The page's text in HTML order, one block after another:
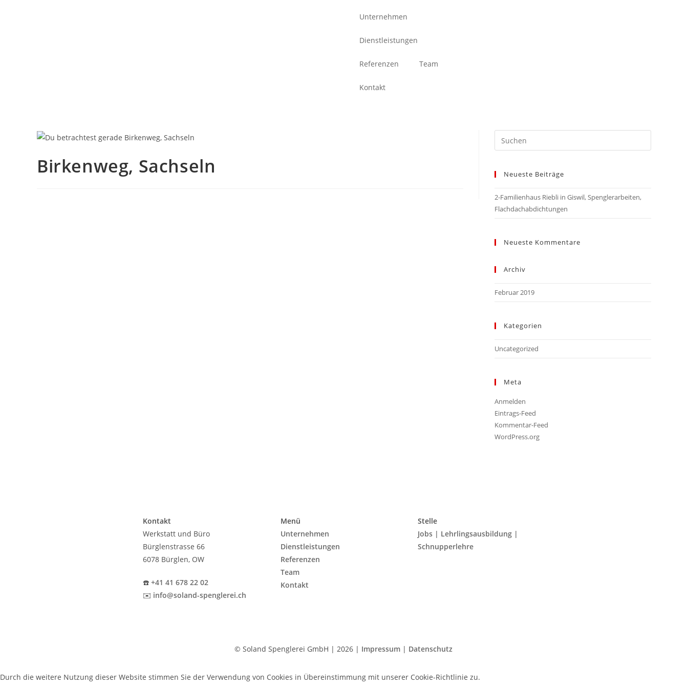
Unternehmen
Dienstleistungen
Referenzen Team
Kontakt
Birkenweg, Sachseln Neueste Beiträge
2-Familienhaus Riebli in Giswil, Spenglerarbeiten,
Flachdachabdichtungen
Neueste Kommentare
Archiv
Februar 2019
Kategorien
Uncategorized
Meta
Anmelden
Eintrags-Feed
Kommentar-Feed
WordPress.org
Kontakt
Werkstatt und Büro
Bürglenstrasse 66
6078 Bürglen, OW
☎️ +41 41 678 22 02
✉️ info@soland-spenglerei.ch
Menü
Unternehmen
Dienstleistungen
Referenzen
Team
Kontakt
Stelle
Jobs | Lehrlingsausbildung |
Schnupperlehre
© Soland Spenglerei GmbH | 2026 | Impressum | Datenschutz
Durch die weitere Nutzung dieser Website stimmen Sie der Verwendung von Cookies in Übereinstimmung mit unserer Cookie-Richtlinie zu.